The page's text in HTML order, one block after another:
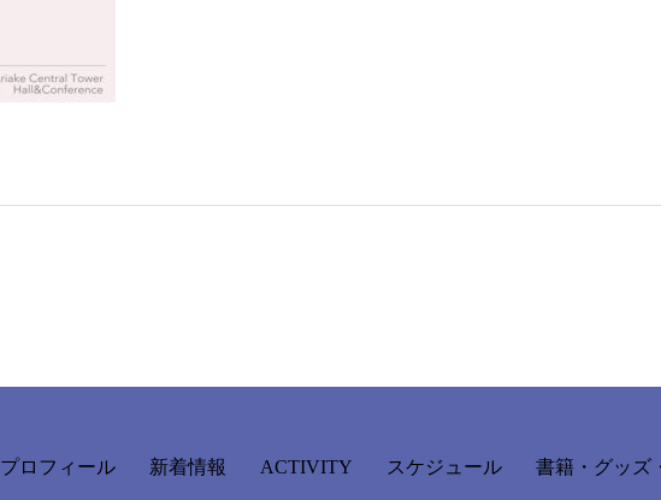
プロフィール 新着情報 ACTIVITY スケジュール 書籍・グッズ